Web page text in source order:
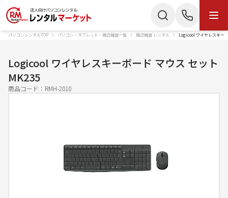
商品カテゴリー
ノートパソコン Mac
Wi-Fiルーター
液晶ディスプレイ
050-3135-2199
受付時間 9：00〜17：30（土日祝休）
お問い合わせ
パソコンレンタルTOP パソコン・タブレット・周辺機器一覧 周辺機器 レンタル Logicool ワイヤレスキー
Logicool ワイヤレスキーボード マウス セット
MK235
商品コード： RMH-2010